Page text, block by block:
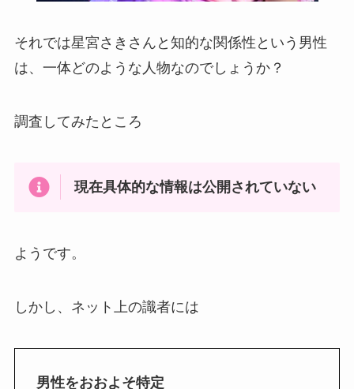
それでは星宮さきさんと知的な関係性という男性
は、一体どのような人物なのでしょうか？
調査してみたところ
現在具体的な情報は公開されていない
ようです。
しかし、ネット上の識者には
男性をおおよそ特定